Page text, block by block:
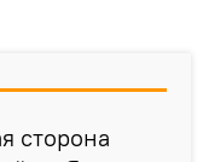
сторона